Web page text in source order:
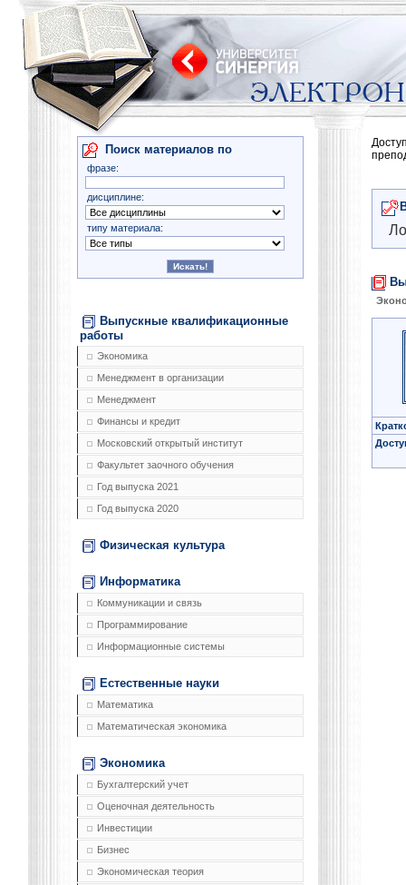
Поиск материалов по
фразе:
дисциплине:
типу материала:
Выпускные квалификационные
работы
Экономика
Менеджмент в организации
Менеджмент
Финансы и кредит
Московский открытый институт
Факультет заочного обучения
Год выпуска 2021
Год выпуска 2020
Физическая культура
Информатика
Коммуникации и связь
Программирование
Информационные системы
Естественные науки
Математика
Математическая экономика
Экономика
Бухгалтерский учет
Оценочная деятельность
Инвестиции
Бизнес
Экономическая теория